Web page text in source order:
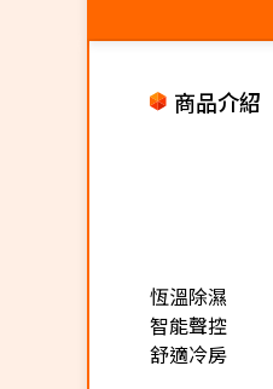
商品介紹
恆溫除濕
智能聲控
舒適冷房